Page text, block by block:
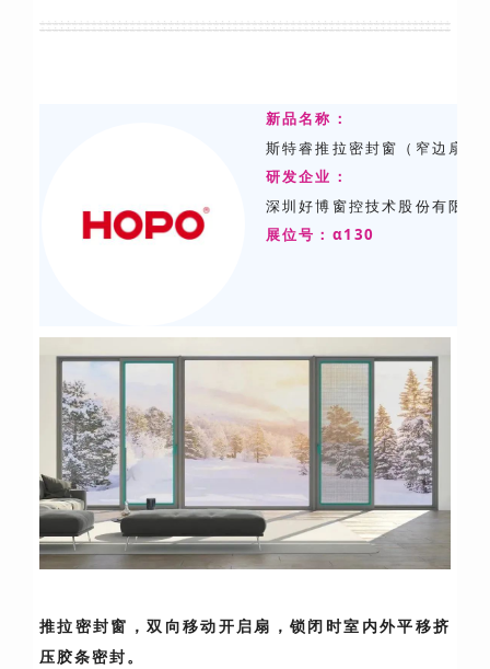
新品名称：
斯特睿推拉密封窗（窄边扇）
研发企业：
深圳好博窗控技术股份有限公
展位号：α130
推拉密封窗，双向移动开启扇，锁闭时室内外平移挤
压胶条密封。